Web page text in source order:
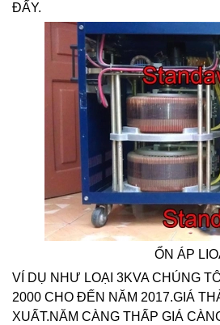
ĐẤY.
ỔN ÁP
VÍ DỤ NHƯ LOẠI 3KVA CHÚNG
2000 CHO ĐẾN NĂM 2017.GIÁ
XUẤT.NĂM CÀNG THẤP GIÁ